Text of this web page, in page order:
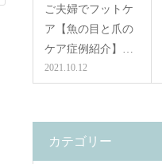
ご夫婦でフットケ
ア【魚の目と爪の
ケア症例紹介】…
2021.10.12
カテゴリー